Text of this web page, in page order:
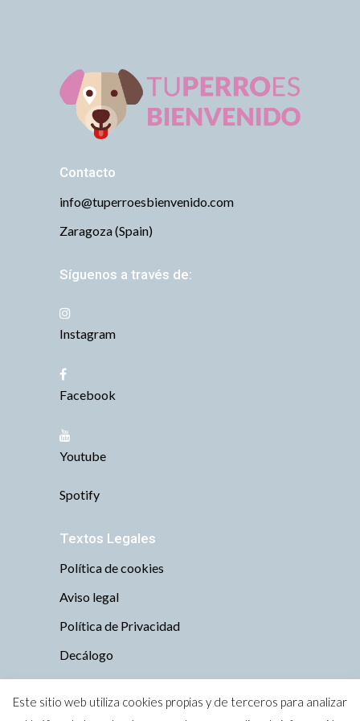
Contacto
info@tuperroesbienvenido.com
Zaragoza (Spain)
Síguenos a través de:
Instagram
Facebook
Youtube
Spotify
Textos Legales
Política de cookies
Aviso legal
Política de Privacidad
Decálogo
Este sitio web utiliza cookies propias y de terceros para analizar